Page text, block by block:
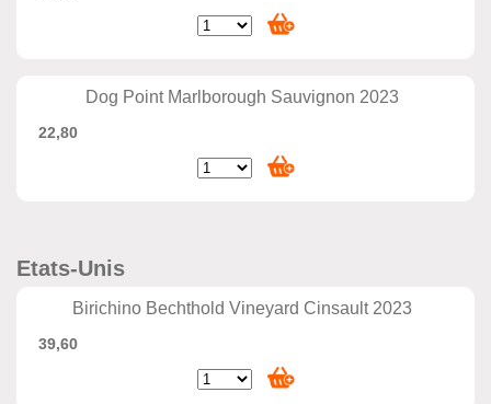
Dog Point Marlborough Sauvignon 2023
22,80
Etats-Unis
Birichino Bechthold Vineyard Cinsault 2023
39,60